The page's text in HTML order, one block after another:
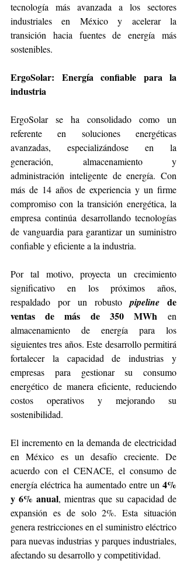
tecnología más avanzada a los sectores
industriales en México y acelerar la
transición hacia fuentes de energía más
sostenibles.
ErgoSolar: Energía confiable para la
industria
ErgoSolar se ha consolidado como un
referente en soluciones energéticas
avanzadas, especializándose en la
generación, almacenamiento y
administración inteligente de energía. Con
más de 14 años de experiencia y un firme
compromiso con la transición energética, la
empresa continúa desarrollando tecnologías
de vanguardia para garantizar un suministro
confiable y eficiente a la industria.
Por tal motivo, proyecta un crecimiento
significativo en los próximos años,
respaldado por un robusto pipeline de
ventas de más de 350 MWh en
almacenamiento de energía para los
siguientes tres años. Este desarrollo permitirá
fortalecer la capacidad de industrias y
empresas para gestionar su consumo
energético de manera eficiente, reduciendo
costos operativos y mejorando su
sostenibilidad.
El incremento en la demanda de electricidad
en México es un desafío creciente. De
acuerdo con el CENACE, el consumo de
energía eléctrica ha aumentado entre un 4%
y 6% anual, mientras que su capacidad de
expansión es de solo 2%. Esta situación
genera restricciones en el suministro eléctrico
para nuevas industrias y parques industriales,
afectando su desarrollo y competitividad.